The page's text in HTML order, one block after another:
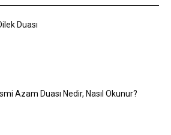
Duası
Azam Duası Nedir, Nasıl Okunur?